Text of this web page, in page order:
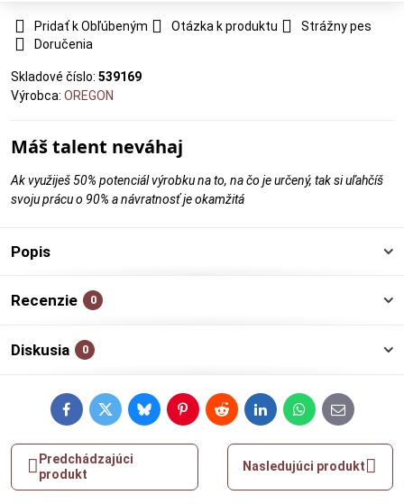
Pridať k Obľúbeným Otázka k produktu
Strážny pes
Doručenia
Skladové číslo: 539169
Výrobca: OREGON
Máš talent neváhaj
Ak využiješ 50% potenciál výrobku na to, na čo je určený, tak si uľahčíš
svoju prácu o 90% a návratnosť je okamžitá
Popis
Recenzie 0
Diskusia 0
FacebookTwitterBlueskyPinterestRedditLinkedInWhatsApp
E-
mail
Predchádzajúci
produkt
Nasledujúci produkt